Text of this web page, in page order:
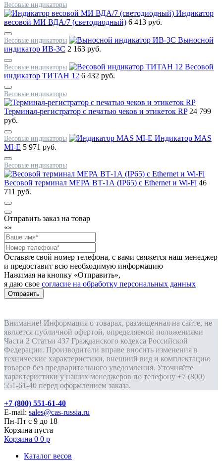
Весовые индикаторы
Индикатор
весовой МИ ВДА/7 (светодиодный) 6 413 руб.
Весовые индикаторы
Выносной
индикатор ИВ-3С 2 163 руб.
Весовые индикаторы
Весовой
индикатор ТИТАН 12 6 432 руб.
Весовые индикаторы
Терминал-регистратор с печатью чеков и этикеток RP 24 799
руб.
Весовые индикаторы
Индикатор MAS
MI-E 5 971 руб.
Весовые индикаторы
Весовой терминал МЕРА ВТ-1А (IP65) с Ethernet и Wi-Fi 46
711 руб.
Отправить заказ на товар
«»
Оставьте свой номер телефона, с вами свяжется наш менеджер
и предоставит всю необходимую информацию
Нажимая на кнопку «Отправить»,
я даю свое согласие на обработку персональных данных
Отправить
Внимание! Информация о товарах, размещенная на сайте, не
является публичной офертой, определяемой положениями
Части 2 Статьи 437 Гражданского кодекса Российской
Федерации. Производители вправе вносить изменения в
технические характеристики, внешний вид и комплектацию
товаров без предварительного уведомления. Уточняйте
характеристики у наших менеджеров по телефону +7 (800)
551-61-40 перед оформлением заказа.
+7 (800) 551-61-40
E-mail: sales@cas-russia.ru
Пн-Пт с 9 до 18
Корзина пуста
Корзина 0 0 р
Каталог весов